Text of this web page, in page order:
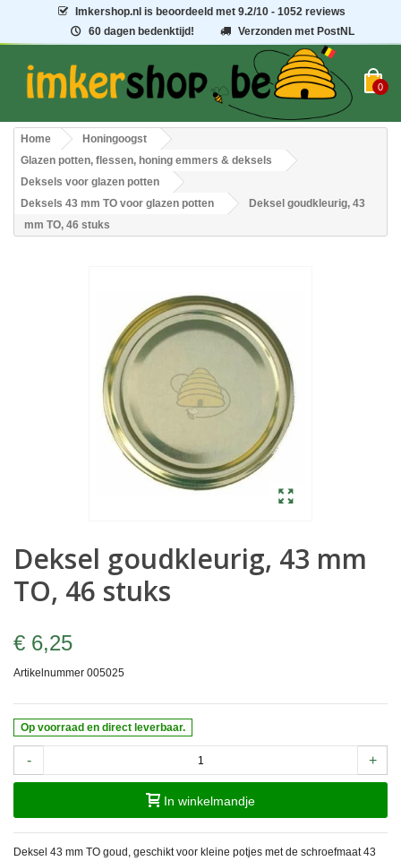
Imkershop.nl is beoordeeld met9.2/10 - 1052 reviews
60 dagen bedenktijd!
Verzonden met PostNL
0
Home
Honingoogst
Glazen potten, flessen, honing emmers & deksels
Deksels voor glazen potten
Deksels 43 mm TO voor glazen potten
Deksel goudkleurig, 43
mm TO, 46 stuks
Deksel goudkleurig, 43 mm
TO, 46 stuks
€ 6,25
Artikelnummer 005025
Op voorraad en direct leverbaar.
- +
In winkelmandje
Deksel 43 mm TO goud, geschikt voor kleine potjes met de schroefmaat 43